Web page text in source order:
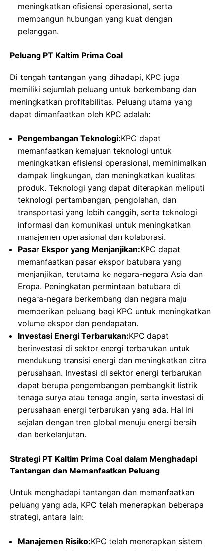
meningkatkan efisiensi operasional, serta
membangun hubungan yang kuat dengan
pelanggan.
Peluang PT Kaltim Prima Coal
Di tengah tantangan yang dihadapi, KPC juga
memiliki sejumlah peluang untuk berkembang dan
meningkatkan profitabilitas. Peluang utama yang
dapat dimanfaatkan oleh KPC adalah:
Pengembangan Teknologi:KPC dapat
memanfaatkan kemajuan teknologi untuk
meningkatkan efisiensi operasional, meminimalkan
dampak lingkungan, dan meningkatkan kualitas
produk. Teknologi yang dapat diterapkan meliputi
teknologi pertambangan, pengolahan, dan
transportasi yang lebih canggih, serta teknologi
informasi dan komunikasi untuk meningkatkan
manajemen operasional dan kolaborasi.
Pasar Ekspor yang Menjanjikan:KPC dapat
memanfaatkan pasar ekspor batubara yang
menjanjikan, terutama ke negara-negara Asia dan
Eropa. Peningkatan permintaan batubara di
negara-negara berkembang dan negara maju
memberikan peluang bagi KPC untuk meningkatkan
volume ekspor dan pendapatan.
Investasi Energi Terbarukan:KPC dapat
berinvestasi di sektor energi terbarukan untuk
mendukung transisi energi dan meningkatkan citra
perusahaan. Investasi di sektor energi terbarukan
dapat berupa pengembangan pembangkit listrik
tenaga surya atau tenaga angin, serta investasi di
perusahaan energi terbarukan yang ada. Hal ini
sejalan dengan tren global menuju energi bersih
dan berkelanjutan.
Strategi PT Kaltim Prima Coal dalam Menghadapi
Tantangan dan Memanfaatkan Peluang
Untuk menghadapi tantangan dan memanfaatkan
peluang yang ada, KPC telah menerapkan beberapa
strategi, antara lain:
Manajemen Risiko:KPC telah menerapkan sistem